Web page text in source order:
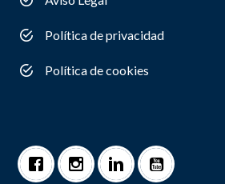
Política de privacidad
Política de cookies